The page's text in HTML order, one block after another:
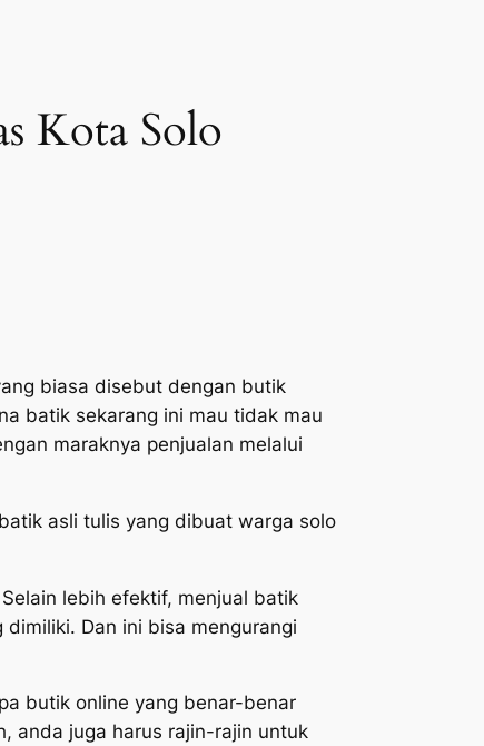
Kota Solo
biasa disebut dengan butik
batik sekarang ini mau tidak mau
maraknya penjualan melalui
asli tulis yang dibuat warga solo
lebih efektif, menjual batik
Dan ini bisa mengurangi
butik online yang benar-benar
anda juga harus rajin-rajin untuk